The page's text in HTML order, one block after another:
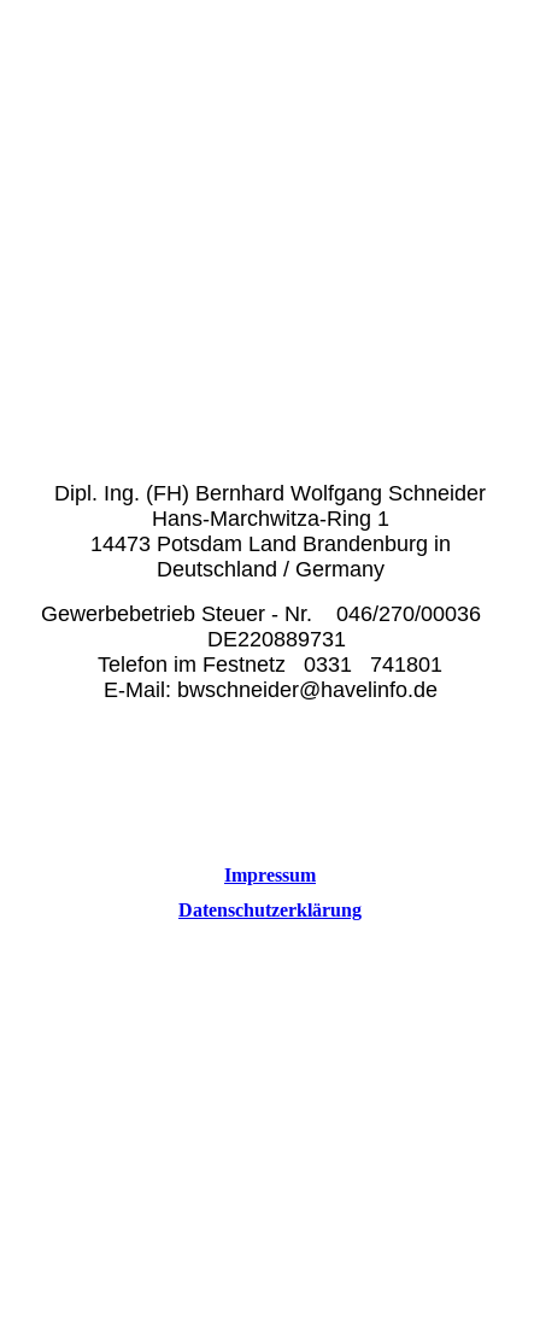
Dipl. Ing. (FH) Bernhard Wolfgang Schneider
Hans-Marchwitza-Ring 1
14473 Potsdam Land Brandenburg in
Deutschland / Germany
Gewerbebetrieb Steuer - Nr. 046/270/00036
DE220889731
Telefon im Festnetz 0331 741801
E-Mail: bwschneider@havelinfo.de
Impressum
Datenschutzerklärung